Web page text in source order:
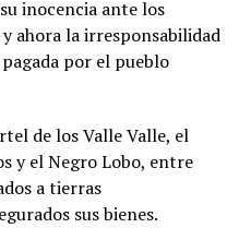
inocencia ante los
ahora la irresponsabilidad
por el pueblo
de los Valle Valle, el
y el Negro Lobo, entre
a tierras
sus bienes.